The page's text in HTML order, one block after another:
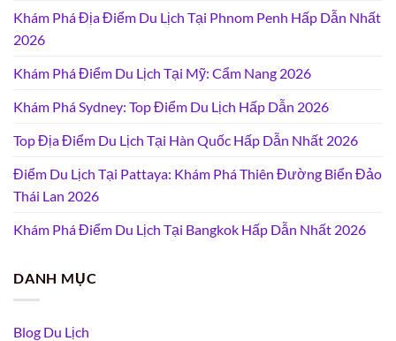
Khám Phá Địa Điểm Du Lịch Tại Phnom Penh Hấp Dẫn Nhất
2026
Khám Phá Điểm Du Lịch Tại Mỹ: Cẩm Nang 2026
Khám Phá Sydney: Top Điểm Du Lịch Hấp Dẫn 2026
Top Địa Điểm Du Lịch Tại Hàn Quốc Hấp Dẫn Nhất 2026
Điểm Du Lịch Tại Pattaya: Khám Phá Thiên Đường Biển Đảo
Thái Lan 2026
Khám Phá Điểm Du Lịch Tại Bangkok Hấp Dẫn Nhất 2026
DANH MỤC
Blog Du Lịch